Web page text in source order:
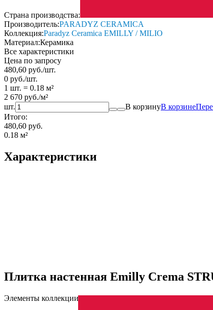
Страна производства:
Производитель:PARADYZ CERAMICA
Коллекция:Paradyz Ceramica EMILLY / MILIO
Материал:Керамика
Все характеристики
Цена по запросу
480,60 руб./шт.
0 руб./шт.
1 шт. = 0.18 м²
2 670 руб./м²
шт.
В корзинуВ корзине
Итого:
480,60 руб.
0.18 м²
Характеристики
Плитка настенная Emilly Crema
Элементы коллекции